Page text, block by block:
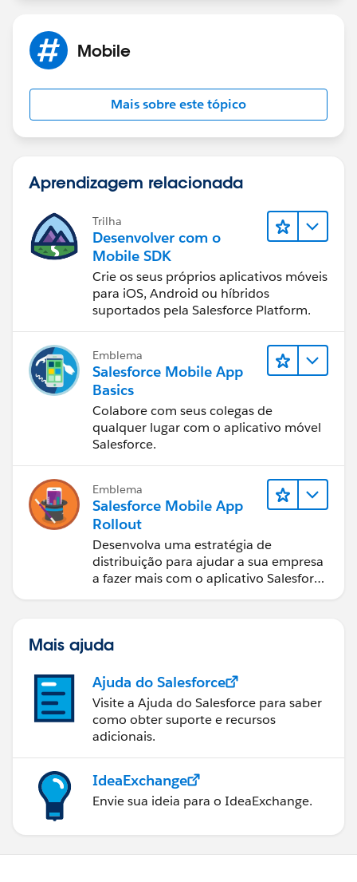
Mobile
Mais sobre este tópico
Aprendizagem relacionada
Trilha
Desenvolver com o
Mobile SDK
Crie os seus próprios aplicativos móveis
para iOS, Android ou híbridos
suportados pela Salesforce Platform.
Emblema
Salesforce Mobile App
Basics
Colabore com seus colegas de
qualquer lugar com o aplicativo móvel
Salesforce.
Emblema
Salesforce Mobile App
Rollout
Desenvolva uma estratégia de
distribuição para ajudar a sua empresa
a fazer mais com o aplicativo Salesforce
Mais ajuda
Ajuda do Salesforce
Visite a Ajuda do Salesforce para saber
como obter suporte e recursos
adicionais.
IdeaExchange
Envie sua ideia para o IdeaExchange.